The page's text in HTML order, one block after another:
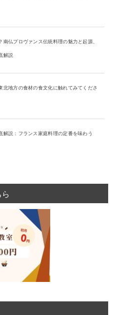
南仏プロヴァンス伝統料理の魅力と起源、
解説
北地方の食材の食文化に触れてみてくださ
解説：フランス家庭料理の定番を味わう